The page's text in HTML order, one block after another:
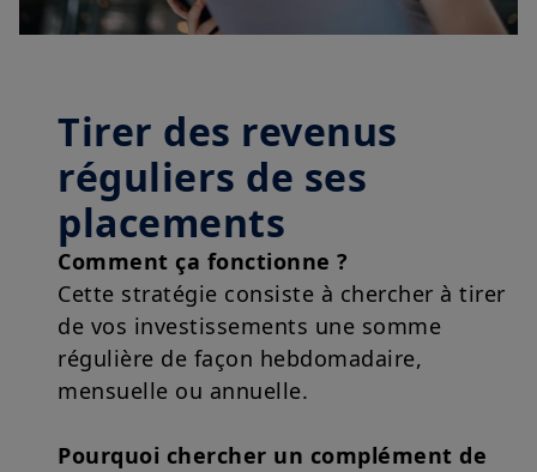
Tirer des revenus
réguliers de ses
placements
Comment ça fonctionne ?
Cette stratégie consiste à chercher à tirer
de vos investissements une somme
régulière de façon hebdomadaire,
mensuelle ou annuelle.
Pourquoi chercher un complément de